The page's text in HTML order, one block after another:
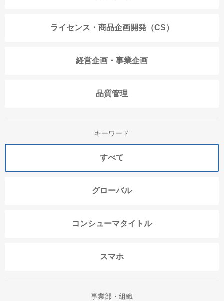
ライセンス・商品企画開発（CS）
経営企画・事業企画
品質管理
キーワード
すべて
グローバル
コンシューマタイトル
スマホ
事業部・組織